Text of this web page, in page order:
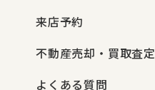
来店予約
不動産売却・買取査定
よくある質問